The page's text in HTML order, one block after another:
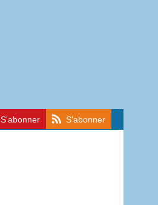
S'abonner S'abonner